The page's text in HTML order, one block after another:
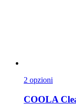
2 opzioni
COOLA